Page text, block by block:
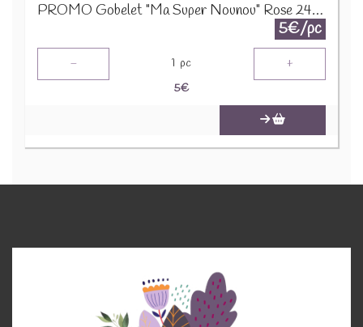
PROMO Gobelet "Ma Super Nounou" Rose 24139 1200
5€/pc
- 1 pc +
5€